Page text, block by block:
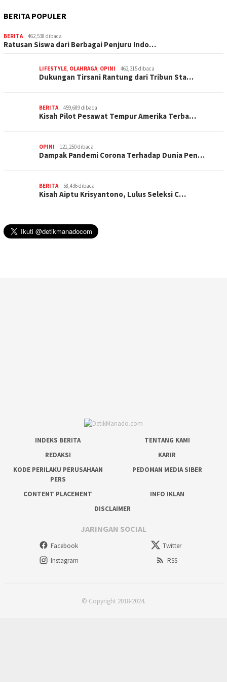
BERITA POPULER
BERITA 462,538 dibaca
Ratusan Siswa dari Berbagai Penjuru Indo…
LIFESTYLE, OLAHRAGA, OPINI 462,315 dibaca
Dukungan Tirsani Rantung dari Tribun Sta…
BERITA 459,689 dibaca
Kisah Pilot Pesawat Tempur Amerika Terba…
OPINI 121,250 dibaca
Dampak Pandemi Corona Terhadap Dunia Pen…
BERITA 58,436 dibaca
Kisah Aiptu Krisyantono, Lulus Seleksi C…
INDEKS BERITA
TENTANG KAMI
REDAKSI
KARIR
KODE PERILAKU PERUSAHAAN
PERS
PEDOMAN MEDIA SIBER
CONTENT PLACEMENT
INFO IKLAN
DISCLAIMER
JARINGAN SOCIAL
Facebook
Twitter
Instagram
RSS
© Copyright 2018-2024.